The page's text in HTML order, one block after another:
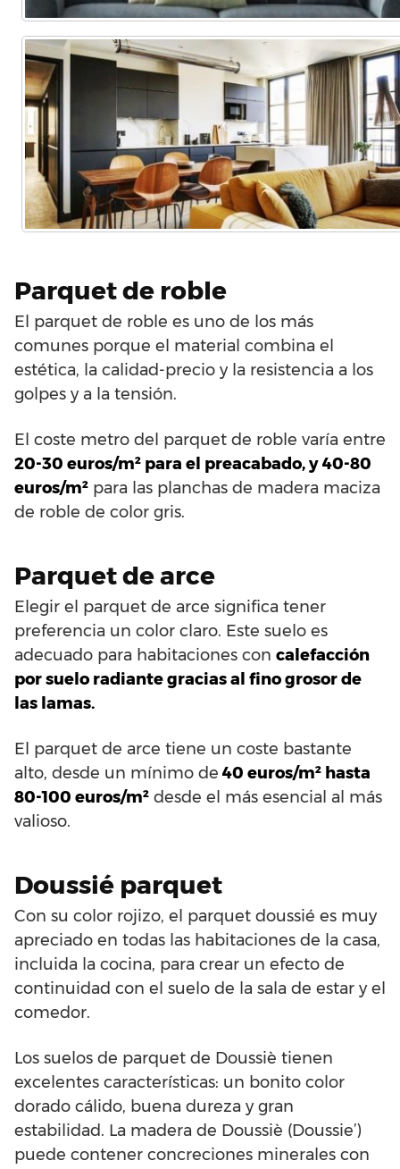
Parquet de roble
El parquet de roble es uno de los más
comunes porque el material combina el
estética, la calidad-precio y la resistencia a los
golpes y a la tensión.
El coste metro del parquet de roble varía entre
20-30 euros/m² para el preacabado, y 40-80
euros/m² para las planchas de madera maciza
de roble de color gris.
Parquet de arce
Elegir el parquet de arce significa tener
preferencia un color claro. Este suelo es
adecuado para habitaciones con calefacción
por suelo radiante gracias al fino grosor de
las lamas.
El parquet de arce tiene un coste bastante
alto, desde un mínimo de 40 euros/m² hasta
80-100 euros/m² desde el más esencial al más
valioso.
Doussié parquet
Con su color rojizo, el parquet doussié es muy
apreciado en todas las habitaciones de la casa,
incluida la cocina, para crear un efecto de
continuidad con el suelo de la sala de estar y el
comedor.
Los suelos de parquet de Doussiè tienen
excelentes características: un bonito color
dorado cálido, buena dureza y gran
estabilidad. La madera de Doussiè (Doussie’)
puede contener concreciones minerales con